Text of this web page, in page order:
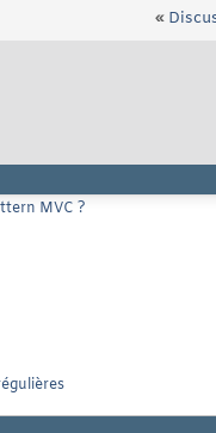
«
MVC ?